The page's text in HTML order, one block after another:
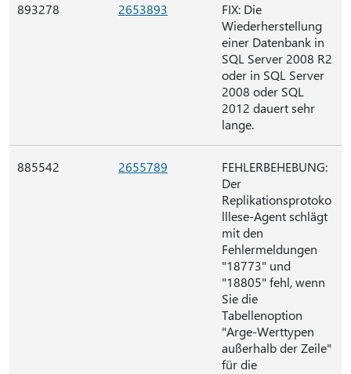
893278 2653893
FIX: Die
Wiederherstellung
einer Datenbank in
SQL Server 2008 R2
oder in SQL Server
2008 oder SQL
2012 dauert sehr
lange.
885542 2655789
FEHLERBEHEBUNG:
Der
Replikationsprotoko
lllese-Agent schlägt
mit den
Fehlermeldungen
"18773" und
"18805" fehl, wenn
Sie die
Tabellenoption
"Arge-Werttypen
außerhalb der Zeile"
für die